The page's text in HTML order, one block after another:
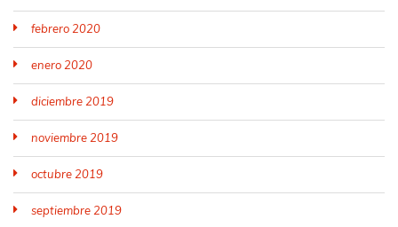
febrero 2020
enero 2020
diciembre 2019
noviembre 2019
octubre 2019
septiembre 2019